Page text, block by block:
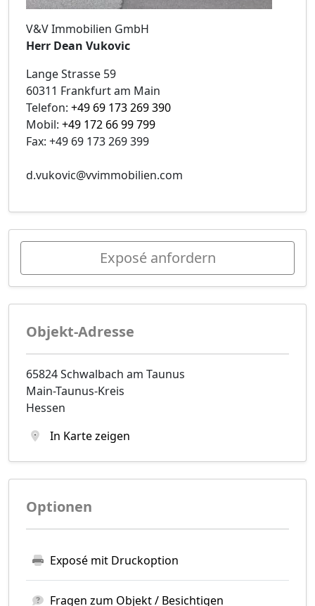
V&V Immobilien GmbH
Herr Dean Vukovic
Lange Strasse 59
60311 Frankfurt am Main
Telefon: +49 69 173 269 390
Mobil: +49 172 66 99 799
Fax: +49 69 173 269 399
d.vukovic@vvimmobilien.com
Exposé anfordern
Objekt-Adresse
65824 Schwalbach am Taunus
Main-Taunus-Kreis
Hessen
In Karte zeigen
Optionen
Exposé mit Druckoption
Fragen zum Objekt / Besichtigen